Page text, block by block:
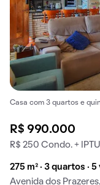
Casa com 3 quartos e
R$ 990.000
R$ 250 Condo. + IPTU
275 m² · 3 quartos · 5
Avenida dos